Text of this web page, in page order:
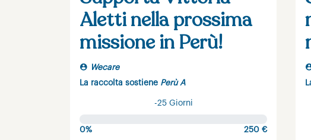
Aletti nella prossima
missione in Perù!
Wecare
La raccolta sostiene Perù A
-25 Giorni
0% 250 €